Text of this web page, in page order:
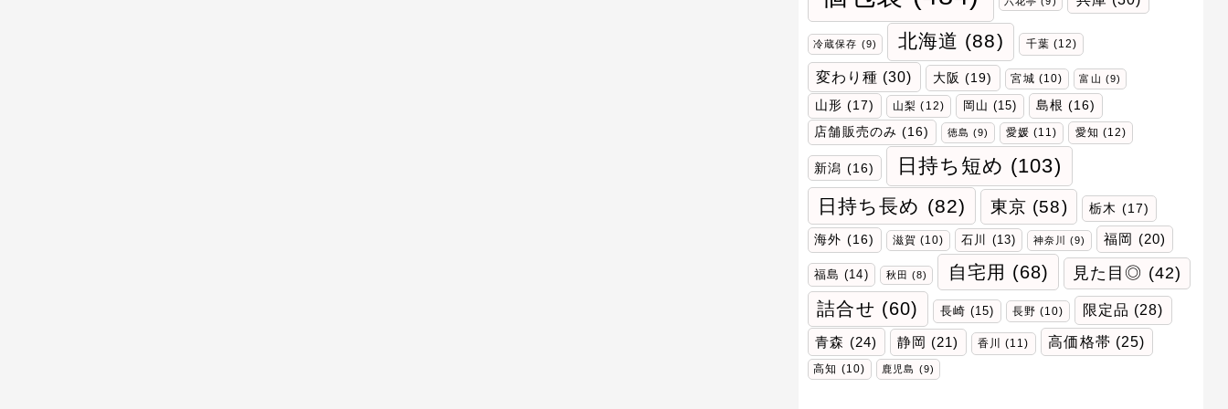
冷蔵保存 (9) 北海道 (88) 千葉 (12)
変わり種 (30) 大阪 (19) 宮城 (10) 富山 (9)
山形 (17) 山梨 (12) 岡山 (15) 島根 (16)
店舗販売のみ (16) 徳島 (9) 愛媛 (11) 愛知 (12)
新潟 (16) 日持ち短め (103)
日持ち長め (82) 東京 (58) 栃木 (17)
海外 (16) 滋賀 (10) 石川 (13) 神奈川 (9) 福岡 (20)
福島 (14) 秋田 (8) 自宅用 (68) 見た目◎ (42)
詰合せ (60) 長崎 (15) 長野 (10) 限定品 (28)
青森 (24) 静岡 (21) 香川 (11) 高価格帯 (25)
高知 (10) 鹿児島 (9)